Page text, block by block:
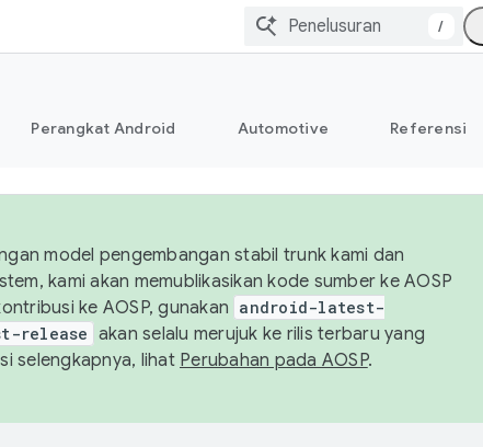
/
Perangkat Android Automotive Referensi
model pengembangan stabil trunk kami dan
kami akan memublikasikan kode sumber ke AOSP
ke AOSP, gunakan android-latest-
release akan selalu merujuk ke rilis terbaru yang
selengkapnya, lihat Perubahan pada AOSP.